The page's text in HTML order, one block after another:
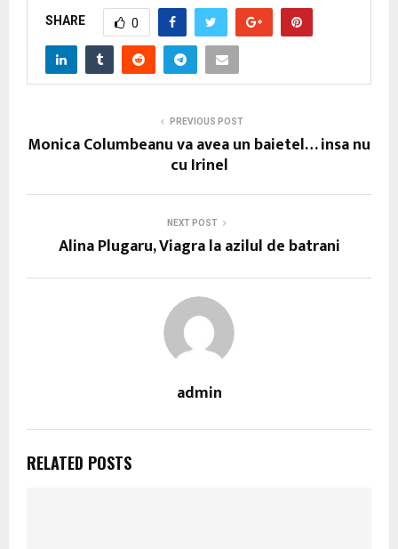
SHARE 0
PREVIOUS POST
Monica Columbeanu va avea un baietel… insa nu
cu Irinel
NEXT POST
Alina Plugaru, Viagra la azilul de batrani
admin
RELATED POSTS